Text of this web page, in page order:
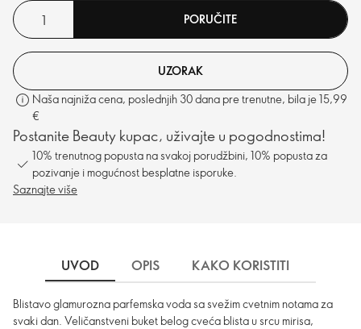
PORUČITE
UZORAK
Naša najniža cena, poslednjih 30 dana pre trenutne, bila je 15,99
€
Postanite Beauty kupac, uživajte u pogodnostima!
10% trenutnog popusta na svakoj porudžbini, 10% popusta za
pozivanje i mogućnost besplatne isporuke.
Saznajte više
UVOD OPIS KAKO KORISTITI
Blistavo glamurozna parfemska voda sa svežim cvetnim notama za
svaki dan. Veličanstveni buket belog cveća blista u srcu mirisa,